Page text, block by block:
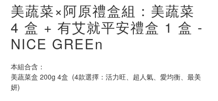
給爸爸一錠超能力~全館滿額加贈祕魯瑪卡錠，父親節好好感謝~
盛夏的餐桌，一定少不了美蔬菜的清爽~ A+B 送購物金🎁一起好好
吃菜~
美蔬菜×阿原禮盒組：美蔬菜
4 盒 + 有艾就平安禮盒 1 盒 -
NICE GREEn
本組合含：
美蔬菜盒 200g 4盒  (4款選擇：活力旺、超人氣、愛均衡、最美
妍)